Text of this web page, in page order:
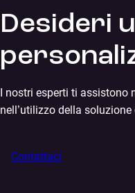
Desideri
I nostri esperti ti assistono
nell’utilizzo della
Contattaci